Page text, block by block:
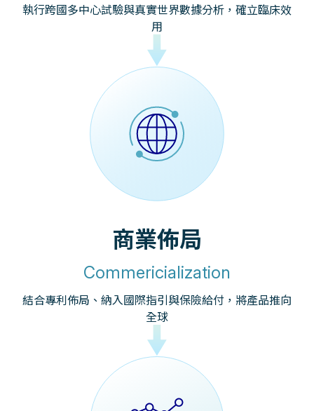
執行跨國多中心試驗與真實世界數據分析，確立臨床效
用
商業佈局
Commericialization
結合專利佈局、納入國際指引與保險給付，將產品推向
全球